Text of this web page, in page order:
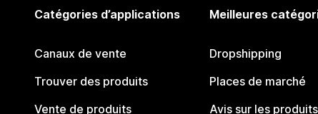
Catégories d’applications
Canaux de vente
Trouver des produits
Vente de produits
Meilleures
Dropshipping
Places de marché
Avis sur les produits